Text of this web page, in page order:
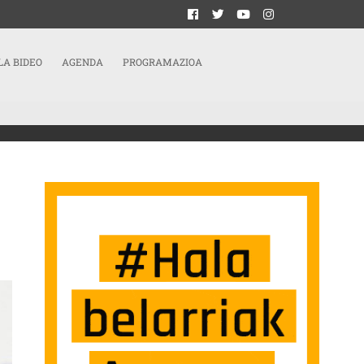
BIDEO AGENDA PROGRAMAZIOA